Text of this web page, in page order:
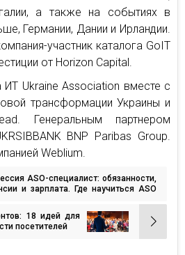
а также на событиях в
Германии, Дании и Ирландии.
участник каталога GoIT
от Horizon Capital.
ИТ Ukraine Association вместе с
трансформации Украины и
Генеральным партнером
BNP Paribas Group.
Weblium.
ASO-специалист: обязанности,
и зарплата. Где научиться ASO
18 идей для
посетителей